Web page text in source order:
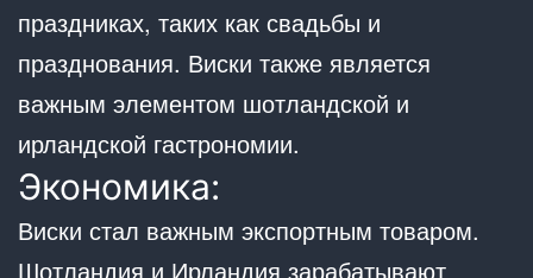
праздниках, таких как свадьбы и
празднования. Виски также является
важным элементом шотландской и
ирландской гастрономии.
Экономика:
Виски стал важным экспортным товаром.
Шотландия и Ирландия зарабатывают